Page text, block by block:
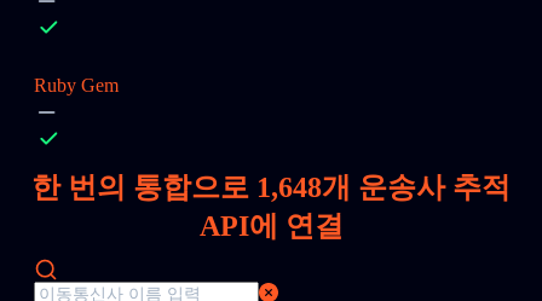
Ruby Gem
한 번의 통합으로 1,648개 운송사 추적
API에 연결